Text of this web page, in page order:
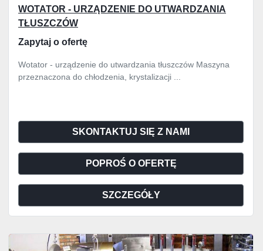
WOTATOR - URZĄDZENIE DO UTWARDZANIA
TŁUSZCZÓW
Zapytaj o ofertę
Wotator - urządzenie do utwardzania tłuszczów Maszyna
przeznaczona do chłodzenia, krystalizacji ...
SKONTAKTUJ SIĘ Z NAMI
POPROŚ O OFERTĘ
SZCZEGÓŁY